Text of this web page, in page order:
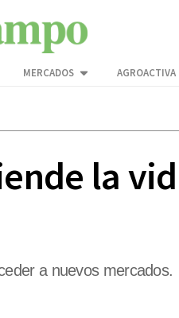
MERCADOS AGROACTIVA
la
a nuevos mercados.